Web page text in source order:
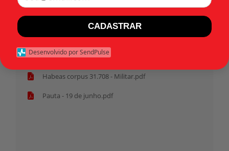
Tags:
Início
Habeas corpus 31.708 - Militar.pdf
Pauta - 19 de junho.pdf
CADASTRAR
Desenvolvido por SendPulse